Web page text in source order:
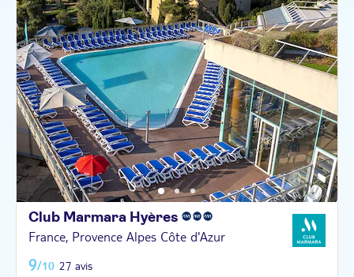
Club Marmara Hyères
France, Provence Alpes Côte d'Azur
9/10 27 avis